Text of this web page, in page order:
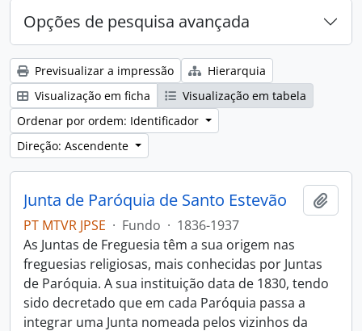
Opções de pesquisa avançada
Previsualizar a impressão
Hierarquia
Visualização em ficha
Visualização em tabela
Ordenar por ordem: Identificador
Direção: Ascendente
Junta de Paróquia de Santo Estevão
PT MTVR JPSE · Fundo · 1836-1937
As Juntas de Freguesia têm a sua origem nas
freguesias religiosas, mais conhecidas por Juntas
de Paróquia. A sua instituição data de 1830, tendo
sido decretado que em cada Paróquia passa a
integrar uma Junta nomeada pelos vizinhos da